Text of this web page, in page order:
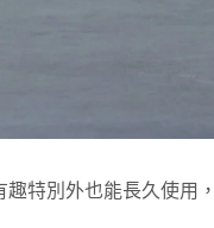
特別外也能長久使用，